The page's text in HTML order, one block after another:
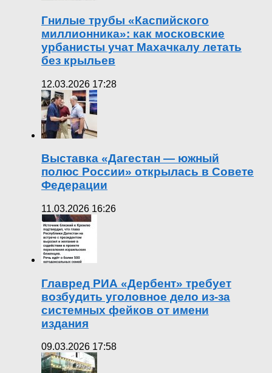
Гнилые трубы «Каспийского
миллионника»: как московские
урбанисты учат Махачкалу летать
без крыльев
12.03.2026 17:28
Выставка «Дагестан — южный
полюс России» открылась в Совете
Федерации
11.03.2026 16:26
Главред РИА «Дербент» требует
возбудить уголовное дело из-за
системных фейков от имени
издания
09.03.2026 17:58